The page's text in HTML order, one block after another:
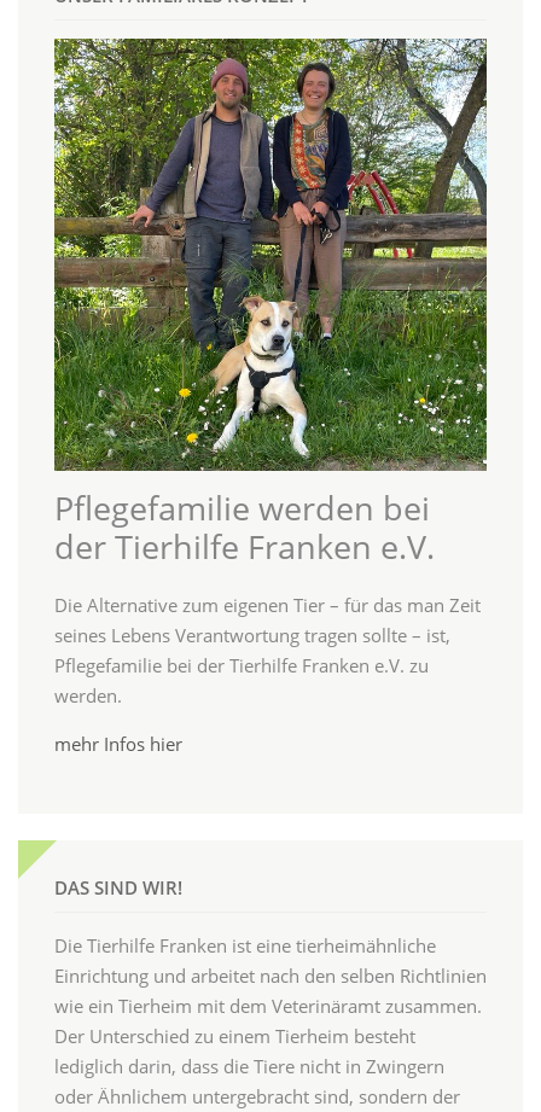
Pflegefamilie werden bei
der Tierhilfe Franken e.V.
Die Alternative zum eigenen Tier – für das man Zeit
seines Lebens Verantwortung tragen sollte – ist,
Pflegefamilie bei der Tierhilfe Franken e.V. zu
werden.
mehr Infos hier
DAS SIND WIR!
Die Tierhilfe Franken ist eine tierheimähnliche
Einrichtung und arbeitet nach den selben Richtlinien
wie ein Tierheim mit dem Veterinäramt zusammen.
Der Unterschied zu einem Tierheim besteht
lediglich darin, dass die Tiere nicht in Zwingern
oder Ähnlichem untergebracht sind, sondern der